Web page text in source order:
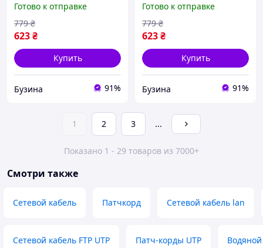
дальность 4-5 метров
buzyna
Готово к отправке
623₴
779 ₴
Купить
Бузина 91%
дальность 4-5 метров
buzyna
Готово к отправке
623₴
779 ₴
Купить
Бузина 91%
1 2 3 ...
Показано 1 - 29 товаров из 7000+
Смотри также
Сетевой кабель Патчкорд Сетевой кабель lan
Сетевой кабель FTP UTP Патч-корды UTP